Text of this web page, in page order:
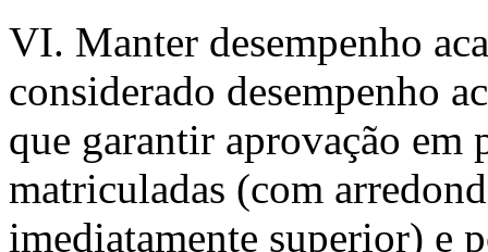
VI. Manter desempenho
considerado desempenho
que garantir aprovação em
matriculadas (com
imediatamente superior) e